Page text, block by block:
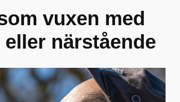
vuxen med
närstående